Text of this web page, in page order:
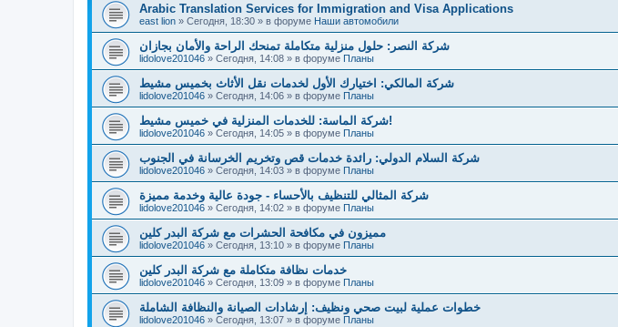
Arabic Translation Services for Immigration and Visa Applications
east lion » Сегодня, 18:30 » в форуме Наши автомобили
شركة النصر: حلول منزلية متكاملة تمنحك الراحة والأمان بجازان
lidolove201046 » Сегодня, 14:08 » в форуме Планы
شركة المالكي: اختيارك الأول لخدمات نقل الأثاث بخميس مشيط
lidolove201046 » Сегодня, 14:06 » в форуме Планы
شركة الماسة: للخدمات المنزلية في خميس مشيط!
lidolove201046 » Сегодня, 14:05 » в форуме Планы
شركة السلام الدولي: رائدة خدمات قص وتخريم الخرسانة في الجنوب
lidolove201046 » Сегодня, 14:03 » в форуме Планы
شركة المثالي للتنظيف بالأحساء - جودة عالية وخدمة مميزة
lidolove201046 » Сегодня, 14:02 » в форуме Планы
مميزون في مكافحة الحشرات مع شركة البدر كلين
lidolove201046 » Сегодня, 13:10 » в форуме Планы
خدمات نظافة متكاملة مع شركة البدر كلين
lidolove201046 » Сегодня, 13:09 » в форуме Планы
خطوات عملية لبيت صحي ونظيف: إرشادات الصيانة والنظافة الشاملة
lidolove201046 » Сегодня, 13:07 » в форуме Планы